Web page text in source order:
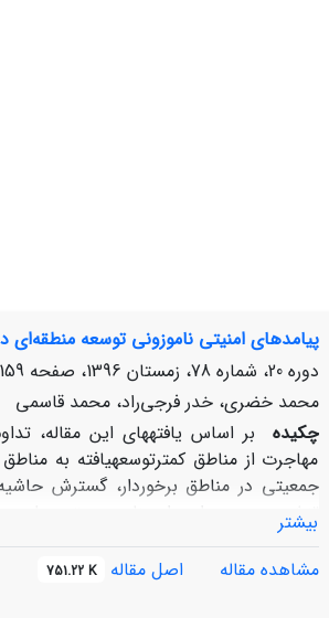
پیامدهای امنیتی ناموزونی توسعه منطقه‌ای
دوره 20، شماره 78، زمستان 1396، صفحه
159-186
محمد خضری، خدر فرجی‌راد، محمد قاسمی
چکیده
بر اساس یافته‏های این مقاله،
مهاجرت از مناطق کمترتوسعه‏یافته به
جمعیتی در مناطق برخوردار، گسترش
تنش در بهره‌برداری از منابع زیست‏محیطی
یکپارچگی و انسجام اجتماعی، شکنندگی
می‏اندازند.
بیشتر
مشاهده مقاله
اصل مقاله 751.22 K